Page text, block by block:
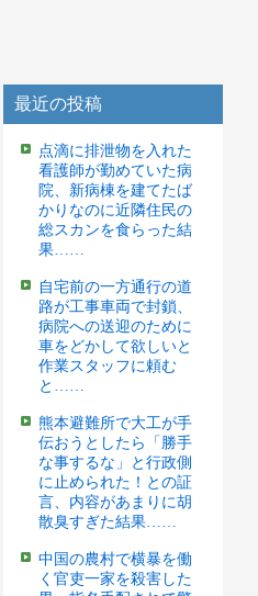
最近の投稿
点滴に排泄物を入れた
看護師が勤めていた病
院、新病棟を建てたば
かりなのに近隣住民の
総スカンを食らった結
果……
自宅前の一方通行の道
路が工事車両で封鎖、
病院への送迎のために
車をどかして欲しいと
作業スタッフに頼む
と……
熊本避難所で大工が手
伝おうとしたら「勝手
な事するな」と行政側
に止められた！との証
言、内容があまりに胡
散臭すぎた結果……
中国の農村で横暴を働
く官吏一家を殺害した